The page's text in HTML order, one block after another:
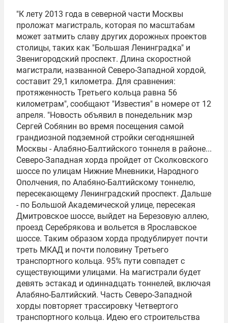
"К лету 2013 года в северной части Москвы
проложат магистраль, которая по масштабам
может затмить славу других дорожных проектов
столицы, таких как "Большая Ленинградка" и
Звенигородский проспект. Длина скоростной
магистрали, названной Северо-Западной хордой,
составит 29,1 километра. Для сравнения:
протяженность Третьего кольца равна 56
километрам", сообщают "Известия" в номере от 12
апреля. "Новость объявил в понедельник мэр
Сергей Собянин во время посещения самой
грандиозной подземной стройки сегодняшней
Москвы - Алабяно-Балтийского тоннеля в районе...
Северо-Западная хорда пройдет от Сколковского
шоссе по улицам Нижние Мневники, Народного
Ополчения, по Алабяно-Балтийскому тоннелю,
пересекающему Ленинградский проспект. Дальше
- по Большой Академической улице, пересекая
Дмитровское шоссе, выйдет на Березовую аллею,
проезд Серебрякова и вольется в Ярославское
шоссе. Таким образом хорда продублирует почти
треть МКАД и почти половину Третьего
транспортного кольца. 95% пути совпадет с
существующими улицами. На магистрали будет
девять эстакад и одиннадцать тоннелей, включая
Алабяно-Балтийский. Часть Северо-Западной
хорды повторяет трассировку Четвертого
транспортного кольца. Идею его строительства